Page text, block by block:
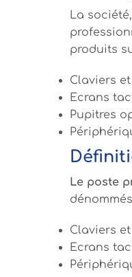
La
produits
Claviers
Ecrans
Pupitres
Le poste
Claviers
Ecrans